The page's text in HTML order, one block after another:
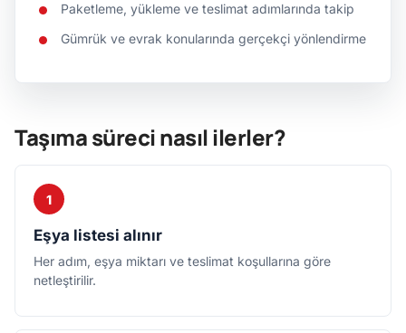
Paketleme, yükleme ve teslimat adımlarında takip
Gümrük ve evrak konularında gerçekçi yönlendirme
Taşıma süreci nasıl ilerler?
1
Eşya listesi alınır
Her adım, eşya miktarı ve teslimat koşullarına göre
netleştirilir.